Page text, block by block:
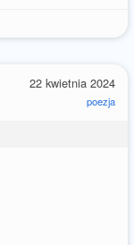
22 kwietnia 2024
poezja